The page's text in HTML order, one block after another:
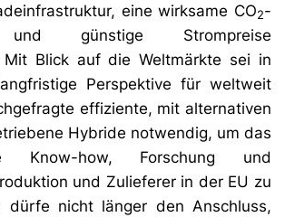
eine wirksame CO2-
und günstige Strompreise
Mit Blick auf die Weltmärkte sei in
Perspektive für weltweit
effiziente, mit alternativen
Hybride notwendig, um das
Know-how, Forschung und
und Zulieferer in der EU zu
dürfe nicht länger den Anschluss,